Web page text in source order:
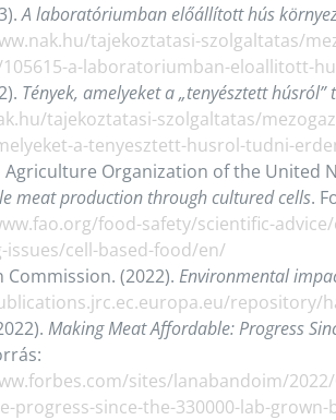
A laboratóriumban előállított hús
tajekoztatasi-szolgaltatas/
a-laboratoriumban-eloallitott-
Tények, amelyeket a „tenyésztett
tajekoztatasi-szolgaltatas/
a-tenyesztett-husrol-tudni-
Agriculture Organization of the United
meat production through cultured cells.
food-safety/scientific-
issues/cell-based-food/en/
Commission. (2022). Environmental
repository/
Making Meat Affordable: Progress
sites/lanabandoim/
progress-since-the-330000-lab-